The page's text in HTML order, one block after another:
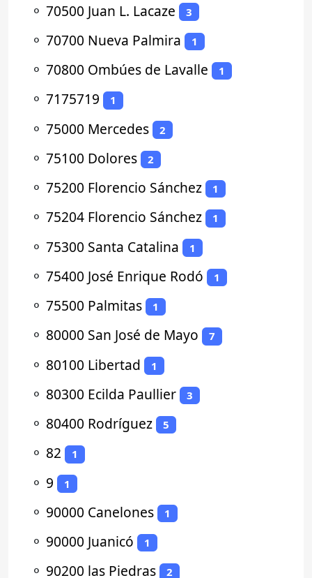
⚬ 70500 Juan L. Lacaze 3
⚬ 70700 Nueva Palmira 1
⚬ 70800 Ombúes de Lavalle 1
⚬ 7175719 1
⚬ 75000 Mercedes 2
⚬ 75100 Dolores 2
⚬ 75200 Florencio Sánchez 1
⚬ 75204 Florencio Sánchez 1
⚬ 75300 Santa Catalina 1
⚬ 75400 José Enrique Rodó 1
⚬ 75500 Palmitas 1
⚬ 80000 San José de Mayo 7
⚬ 80100 Libertad 1
⚬ 80300 Ecilda Paullier 3
⚬ 80400 Rodríguez 5
⚬ 82 1
⚬ 9 1
⚬ 90000 Canelones 1
⚬ 90000 Juanicó 1
⚬ 90200 las Piedras 2